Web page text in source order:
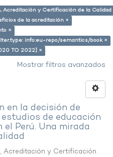
Acreditación y Certificación de la
de la acreditación ×
×
info:eu-repo/semantics/book ×
TO 2022] ×
Mostrar filtros avanzados
en la decisión de
de educación
Perú. Una mirada
Acreditación y Certificación